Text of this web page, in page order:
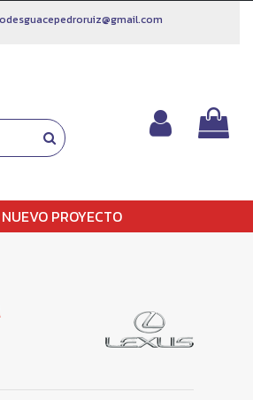
NUEVO PROYECTO